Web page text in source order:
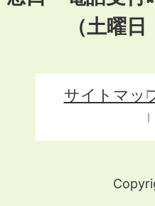
（土曜
サイトマッ